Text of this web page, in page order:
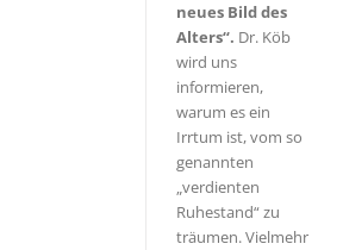
neues Bild des
Alters“. Dr. Köb
wird uns
informieren,
warum es ein
Irrtum ist, vom so
genannten
„verdienten
Ruhestand“ zu
träumen. Vielmehr